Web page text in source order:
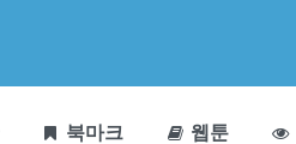
북마크 웹툰